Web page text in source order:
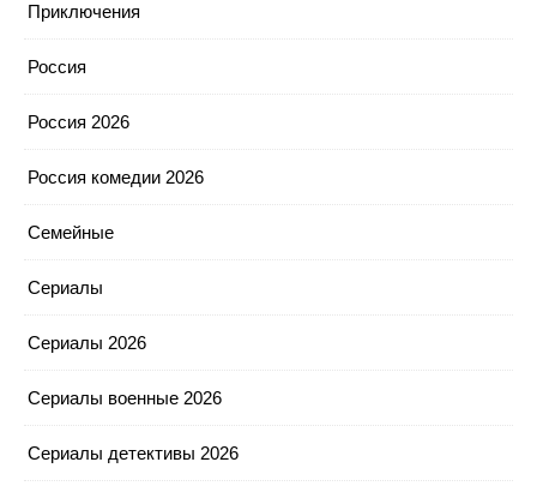
Приключения
Россия
Россия 2026
Россия комедии 2026
Семейные
Сериалы
Сериалы 2026
Сериалы военные 2026
Сериалы детективы 2026